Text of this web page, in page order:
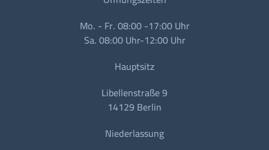
Mo. - Fr. 08:00 -17:00 Uhr
Sa. 08:00 Uhr-12:00 Uhr
Hauptsitz
Libellenstraße 9
14129 Berlin
Niederlassung